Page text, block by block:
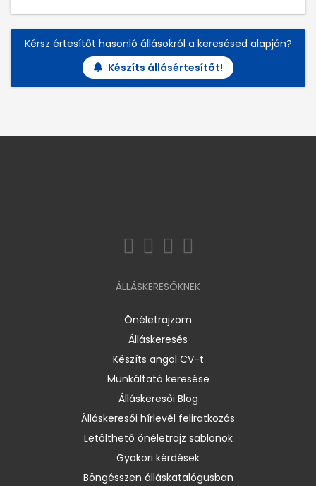
Kérsz értesítőt hasonló állásokról a keresésed alapján?
Készíts állásértesítőt!
ÁLLÁSKERESŐKNEK
Önéletrajzom
Álláskeresés
Készíts angol CV-t
Munkáltató keresése
Álláskeresői Blog
Álláskeresői hírlevél feliratkozás
Letölthető önéletrajz sablonok
Gyakori kérdések
Böngésszen álláskatalógusban